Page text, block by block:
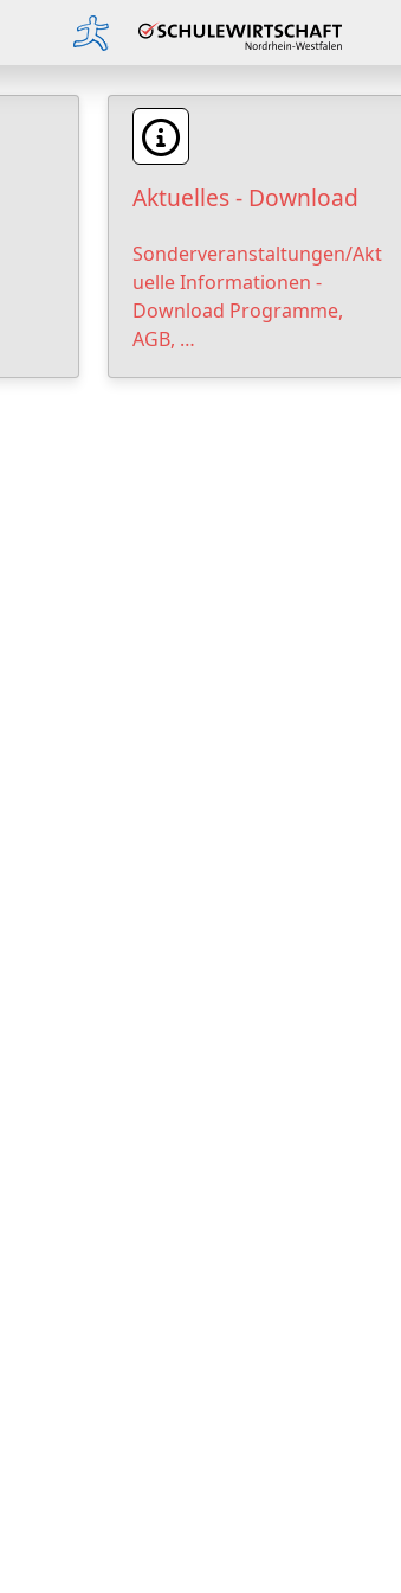
Aktuelles - Download
Sonderveranstaltungen/Akt
uelle Informationen -
Download Programme,
AGB, …